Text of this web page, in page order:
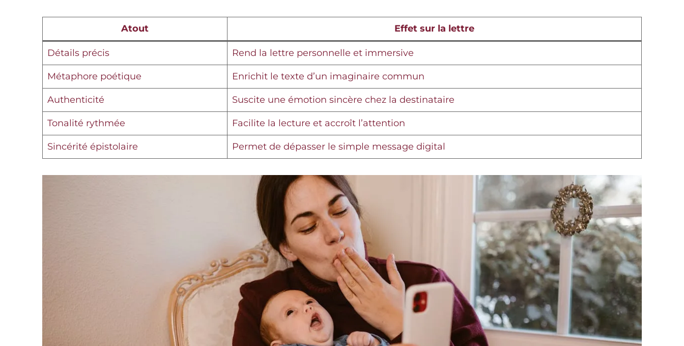
Atout Effet sur la lettre
Détails précis Rend la lettre personnelle et immersive
Métaphore poétique Enrichit le texte d’un imaginaire commun
Authenticité Suscite une émotion sincère chez la destinataire
Tonalité rythmée Facilite la lecture et accroît l’attention
Sincérité épistolaire Permet de dépasser le simple message digital